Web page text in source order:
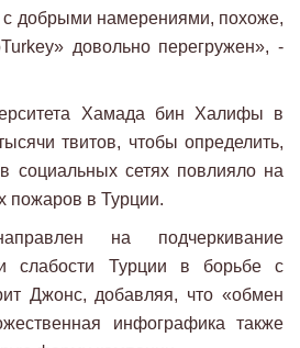
с добрыми намерениями, похоже,
довольно перегружен», -
Хамада бин Халифы в
твитов, чтобы определить,
социальных сетях повлияло на
пожаров в Турции.
​​на подчеркивание
и слабости Турции в борьбе с
Джонс, добавляя, что «обмен
инфографика также